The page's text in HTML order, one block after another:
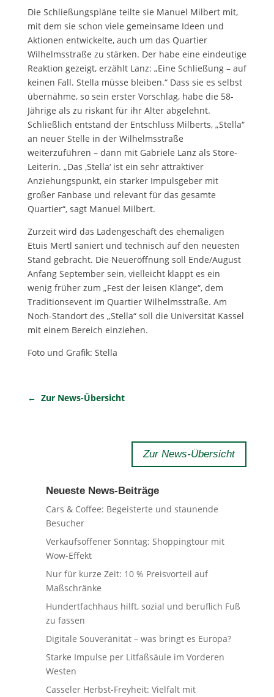
Die Schließungspläne teilte sie Manuel Milbert mit,
mit dem sie schon viele gemeinsame Ideen und
Aktionen entwickelte, auch um das Quartier
Wilhelmsstraße zu stärken. Der habe eine eindeutige
Reaktion gezeigt, erzählt Lanz: „Eine Schließung – auf
keinen Fall. Stella müsse bleiben.“ Dass sie es selbst
übernähme, so sein erster Vorschlag, habe die 58-
Jährige als zu riskant für ihr Alter abgelehnt.
Schließlich entstand der Entschluss Milberts, „Stella“
an neuer Stelle in der Wilhelmsstraße
weiterzuführen – dann mit Gabriele Lanz als Store-
Leiterin. „Das ‚Stella‘ ist ein sehr attraktiver
Anziehungspunkt, ein starker Impulsgeber mit
großer Fanbase und relevant für das gesamte
Quartier“, sagt Manuel Milbert.
Zurzeit wird das Ladengeschäft des ehemaligen
Etuis Mertl saniert und technisch auf den neuesten
Stand gebracht. Die Neueröffnung soll Ende/August
Anfang September sein, vielleicht klappt es ein
wenig früher zum „Fest der leisen Klänge“, dem
Traditionsevent im Quartier Wilhelmsstraße. Am
Noch-Standort des „Stella“ soll die Universität Kassel
mit einem Bereich einziehen.
Foto und Grafik: Stella​
← Zur News-Übersicht
Zur News-Übersicht
Neueste News-Beiträge
Cars & Coffee: Begeisterte und staunende
Besucher
Verkaufsoffener Sonntag: Shoppingtour mit
Wow-Effekt
Nur für kurze Zeit: 10 % Preisvorteil auf
Maßschränke
Hundertfachhaus hilft, sozial und beruflich Fuß
zu fassen
Digitale Souveränität – was bringt es Europa?
Starke Impulse per Litfaßsäule im Vorderen
Westen
Casseler Herbst-Freyheit: Vielfalt mit